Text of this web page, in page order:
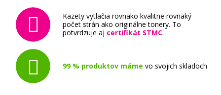
Originálna náplň Canon CLI-581 BK
(čierna)
Kazety vytlačia rovnako kvalitne rovnaký
počet strán ako originálne tonery. To
potvrdzuje aj certifikát STMC.
99 % produktov máme vo svojich skladoch